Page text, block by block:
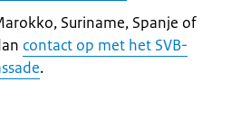
Suriname, Spanje of
contact op met het SVB-
.